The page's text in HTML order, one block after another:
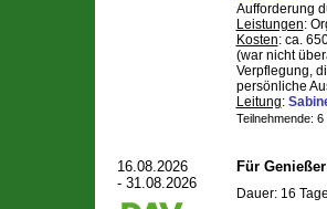
Aufforderung
Leistungen:
Kosten: ca.
(war nicht
Verpflegung,
persönliche
Leitung:
Teilnehmende:
16.08.2026
- 31.08.2026
Für
Dauer: 16